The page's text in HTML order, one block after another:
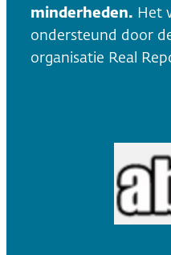
minderheden. Het
ondersteund door
organisatie Real